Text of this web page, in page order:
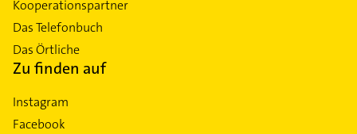
Kooperationspartner
Das Telefonbuch
Das Örtliche
Zu finden auf
Instagram
Facebook